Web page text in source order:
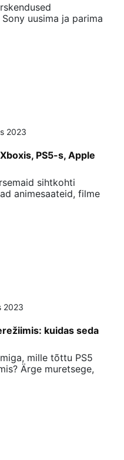
uusima ja parima
2023
PS5-s, Apple
sihtkohti
animesaateid, filme
2023
kuidas seda
mille tõttu PS5
Ärge muretsege,